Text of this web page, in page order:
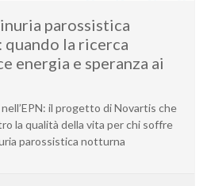
parossistica
la ricerca
energia e speranza ai
il progetto di Novartis che
la qualità della vita per chi soffre
parossistica notturna